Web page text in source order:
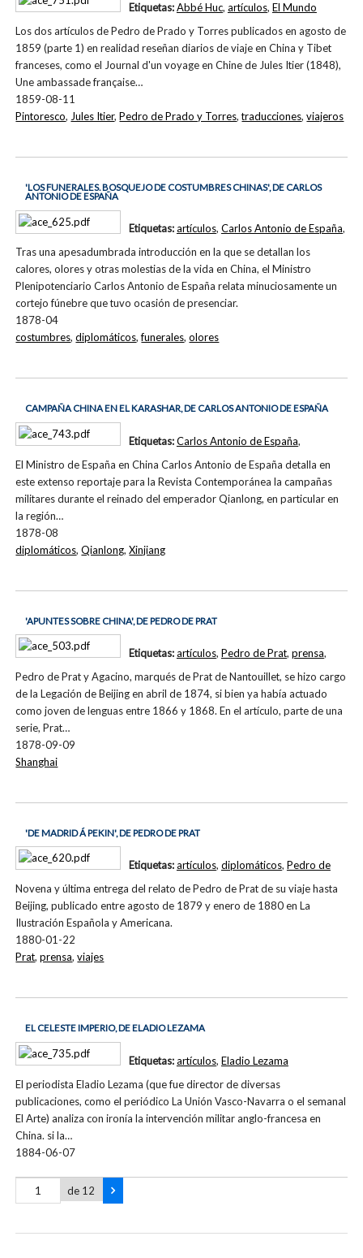
Los dos artículos de Pedro de Prado y Torres publicados en agosto de
1859 (parte 1) en realidad reseñan diarios de viaje en China y Tibet
franceses, como el Journal d'un voyage en Chine de Jules Itier (1848),
Une ambassade française…
1859-08-11
Etiquetas:Abbé Huc, artículos, El Mundo
Pintoresco, Jules Itier,Pedro de Prado y Torres,traducciones,viajeros
'LOS FUNERALES. BOSQUEJO DE COSTUMBRES CHINAS', DE CARLOS
ANTONIO DE ESPAÑA
Tras una apesadumbrada introducción en la que se detallan los
calores, olores y otras molestias de la vida en China, el Ministro
Plenipotenciario Carlos Antonio de España relata minuciosamente un
cortejo fúnebre que tuvo ocasión de presenciar.
1878-04
Etiquetas:artículos, Carlos Antonio de España,
costumbres,diplomáticos,funerales,olores
CAMPAÑA CHINA EN EL KARASHAR, DE CARLOS ANTONIO DE ESPAÑA
El Ministro de España en China Carlos Antonio de España detalla en
este extenso reportaje para la Revista Contemporánea la campañas
militares durante el reinado del emperador Qianlong, en particular en
la región…
1878-08
Etiquetas:Carlos Antonio de España,
diplomáticos,Qianlong,Xinjiang
'APUNTES SOBRE CHINA', DE PEDRO DE PRAT
Pedro de Prat y Agacino, marqués de Prat de Nantouillet, se hizo cargo
de la Legación de Beijing en abril de 1874, si bien ya había actuado
como joven de lenguas entre 1866 y 1868. En el artículo, parte de una
serie, Prat…
1878-09-09
Etiquetas:artículos, Pedro de Prat, prensa,
Shanghai
'DE MADRID Á PEKIN', DE PEDRO DE PRAT
Novena y última entrega del relato de Pedro de Prat de su viaje hasta
Beijing, publicado entre agosto de 1879 y enero de 1880 en La
Ilustración Española y Americana.
1880-01-22
Etiquetas:artículos, diplomáticos, Pedro de
Prat,prensa,viajes
EL CELESTE IMPERIO, DE ELADIO LEZAMA
El periodista Eladio Lezama (que fue director de diversas
publicaciones, como el periódico La Unión Vasco-Navarra o el semanal
El Arte) analiza con ironía la intervención militar anglo-francesa en
China. si la…
1884-06-07
Etiquetas:artículos, Eladio Lezama
de 12